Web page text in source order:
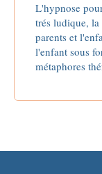
L'hypnose
trés ludique, la
parents et
l'enfant sous
métaphores